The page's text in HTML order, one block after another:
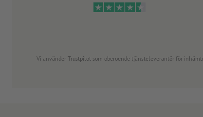
Vi använder Trustpilot som oberoende tjänsteleverantör för